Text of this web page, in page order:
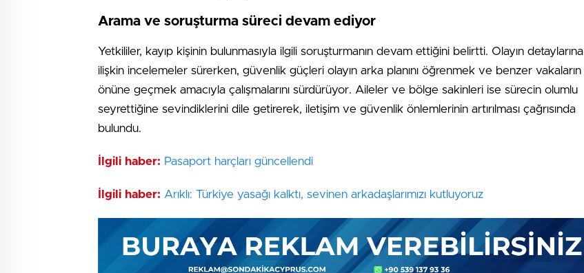
Arama ve soruşturma süreci devam ediyor
Yetkililer, kayıp kişinin bulunmasıyla ilgili soruşturmanın devam ettiğini belirtti. Olayın detaylarına
ilişkin incelemeler sürerken, güvenlik güçleri olayın arka planını öğrenmek ve benzer vakaların
önüne geçmek amacıyla çalışmalarını sürdürüyor. Aileler ve bölge sakinleri ise sürecin olumlu
seyrettiğine sevindiklerini dile getirerek, iletişim ve güvenlik önlemlerinin artırılması çağrısında
bulundu.
İlgili haber: Pasaport harçları güncellendi
İlgili haber: Arıklı: Türkiye yasağı kalktı, sevinen arkadaşlarımızı kutluyoruz